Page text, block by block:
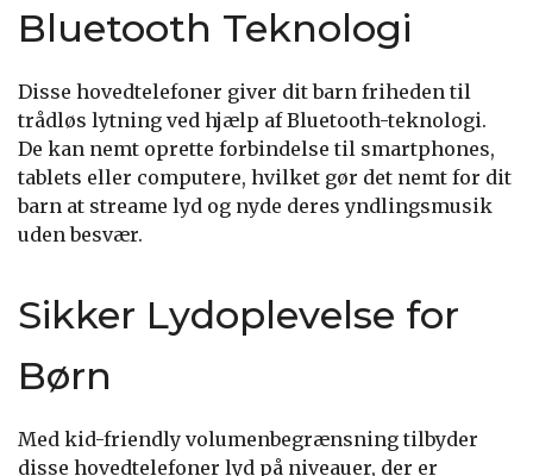
Bluetooth Teknologi
Disse hovedtelefoner giver dit barn friheden til
trådløs lytning ved hjælp af Bluetooth-teknologi.
De kan nemt oprette forbindelse til smartphones,
tablets eller computere, hvilket gør det nemt for dit
barn at streame lyd og nyde deres yndlingsmusik
uden besvær.
Sikker Lydoplevelse for
Børn
Med kid-friendly volumenbegrænsning tilbyder
disse hovedtelefoner lyd på niveauer, der er